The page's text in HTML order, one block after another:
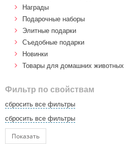
Награды
Подарочные наборы
Элитные подарки
Cъедобные подарки
Новинки
Товары для домашних животных
Фильтр по свойствам
сбросить все фильтры
сбросить все фильтры
Показать